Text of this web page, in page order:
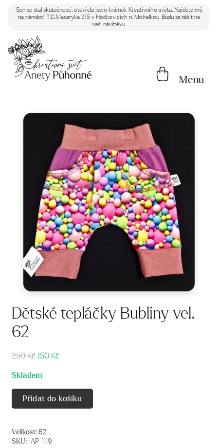
Sen se stal skutečností, otevřela jsem krámek Kreativního světa. Najdete mě
na náměstí T.G.Masaryka 215 v Hodkovicích n. Mohelkou. Budu se těšit na
vaši návštěvu.
Menu
Dětské tepláčky Bubliny vel.
62
250KčPůvodní
byla:
250 Kč.
150 Kč
150 Kč.
Skladem
Přidat do košíku
Velikost:62
SKU: AP-1119